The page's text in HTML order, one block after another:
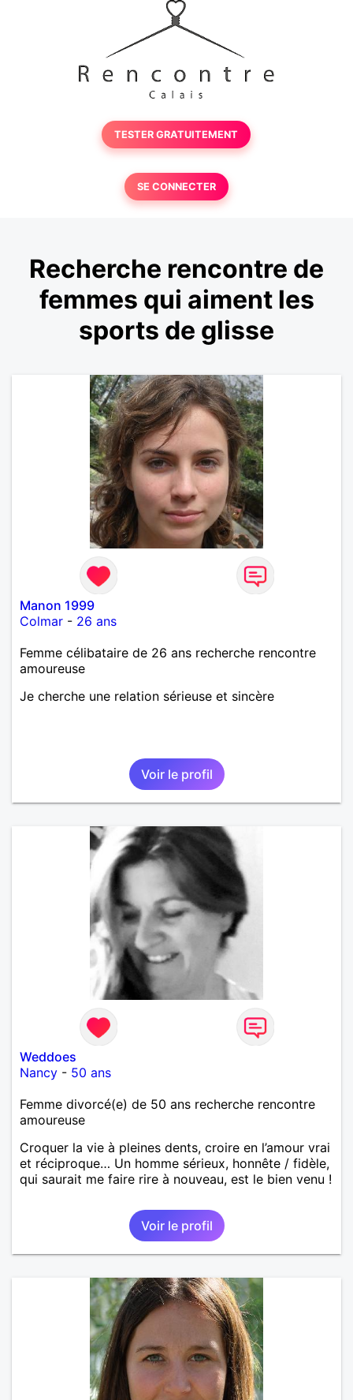
TESTER GRATUITEMENT
SE CONNECTER
Recherche rencontre de
femmes qui aiment les
sports de glisse
Manon 1999
Colmar - 26 ans
Femme célibataire de 26 ans recherche rencontre
amoureuse
Je cherche une relation sérieuse et sincère
Voir le profil
Weddoes
Nancy - 50 ans
Femme divorcé(e) de 50 ans recherche rencontre
amoureuse
Croquer la vie à pleines dents, croire en l’amour vrai
et réciproque… Un homme sérieux, honnête / fidèle,
qui saurait me faire rire à nouveau, est le bien venu !
Voir le profil